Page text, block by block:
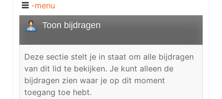
-menu
Toon bijdragen
Deze sectie stelt je in staat om alle bijdragen
van dit lid te bekijken. Je kunt alleen de
bijdragen zien waar je op dit moment
toegang toe hebt.